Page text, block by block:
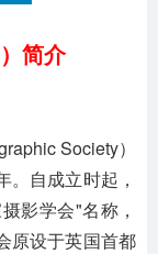
简介
Society）
自成立时起，
影学会"名称，
原设于英国首都